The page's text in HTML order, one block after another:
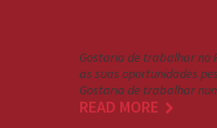
Gostaria de trabalhar no
as suas oportunidades
Gostaria de trabalhar
READ MORE